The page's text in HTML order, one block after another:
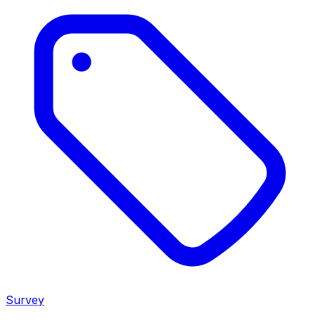
Survey